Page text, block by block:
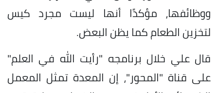
ووظائفها، مؤكدًا أنها ليست مجرد كيس
لتخزين الطعام كما يظن البعض.
قال علي خلال برنامجه "رأيت الله في العلم"
على قناة "المحور"، إن المعدة تمثل المعمل